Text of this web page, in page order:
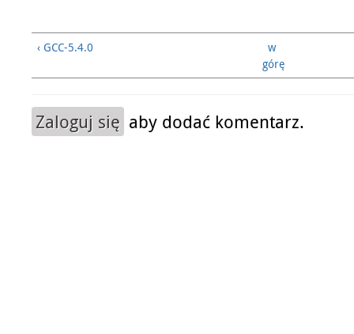
‹ GCC-5.4.0
w
górę
Zaloguj się aby dodać komentarz.